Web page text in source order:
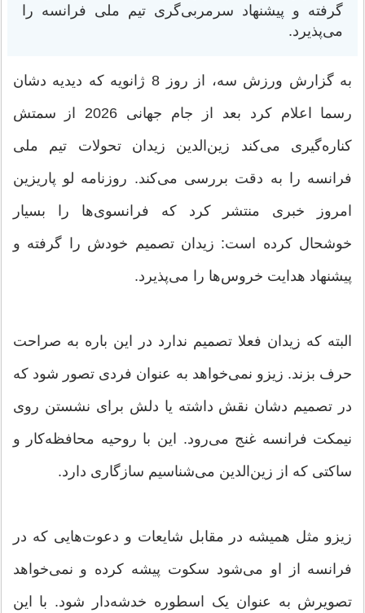
گرفته و پیشنهاد ‏سرمربی‌گری تیم ملی فرانسه را
می‌پذیرد.‏
به گزارش ورزش سه، از روز 8 ژانویه که دیدیه دشان
رسما اعلام کرد ‏بعد از جام جهانی 2026 از سمتش
کناره‌گیری می‌کند زین‌الدین زیدان ‏تحولات تیم ملی
فرانسه را به دقت بررسی می‌کند. روزنامه لو پاریزین
‏امروز خبری منتشر کرد که فرانسوی‌ها را بسیار
خوشحال کرده است: ‏زیدان تصمیم خودش را گرفته و
پیشنهاد هدایت خروس‌ها را ‏می‌پذیرد. ‏
البته که زیدان فعلا تصمیم ندارد در این باره به صراحت
حرف بزند. ‏زیزو نمی‌خواهد به عنوان فردی تصور شود که
در تصمیم دشان نقش ‏داشته یا دلش برای نشستن روی
نیمکت فرانسه غنج می‌رود. این با ‏روحیه محافظه‌کار و
ساکتی که از زین‌الدین می‌شناسیم سازگاری دارد. ‏
زیزو مثل همیشه در مقابل شایعات و دعوت‌هایی که در
فرانسه از او ‏می‌شود سکوت پیشه کرده و نمی‌خواهد
تصویرش به عنوان یک ‏اسطوره خدشه‌دار شود. با این